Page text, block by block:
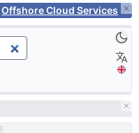
Offshore Cloud Services